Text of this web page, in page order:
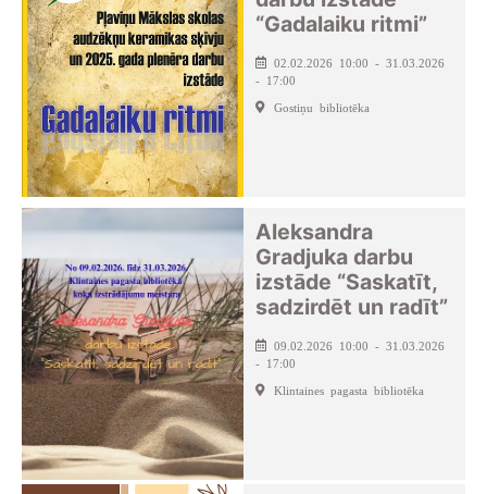
“Gadalaiku ritmi”
02.02.2026 10:00 - 31.03.2026
- 17:00
Gostiņu bibliotēka
Aleksandra
Gradjuka darbu
izstāde “Saskatīt,
sadzirdēt un radīt”
09.02.2026 10:00 - 31.03.2026
- 17:00
Klintaines pagasta bibliotēka